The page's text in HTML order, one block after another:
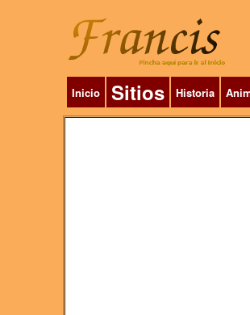
Inicio Sitios Historia